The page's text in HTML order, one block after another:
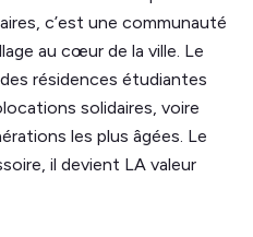
c’est une communauté
au cœur de la ville. Le
résidences étudiantes
solidaires, voire
les plus âgées. Le
il devient LA valeur